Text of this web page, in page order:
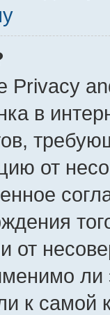
Privacy
в
от
от
ли
к самой